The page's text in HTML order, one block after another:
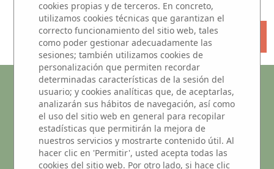
« VOLVER
Microrrelatos
Participantes del centros educativo
GARCIA MORATO
cookies propias y de terceros. En concreto,
utilizamos cookies técnicas que garantizan el
correcto funcionamiento del sitio web, tales
como poder gestionar adecuadamente las
sesiones; también utilizamos cookies de
personalización que permiten recordar
determinadas características de la sesión del
usuario; y cookies analíticas que, de aceptarlas,
analizarán sus hábitos de navegación, así como
el uso del sitio web en general para recopilar
estadísticas que permitirán la mejora de
nuestros servicios y mostrarte contenido útil. Al
hacer clic en 'Permitir', usted acepta todas las
cookies del sitio web. Por otro lado, si hace clic